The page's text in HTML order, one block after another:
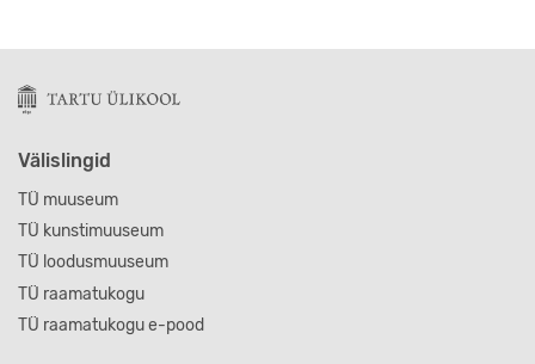
Välislingid
TÜ muuseum
TÜ kunstimuuseum
TÜ loodusmuuseum
TÜ raamatukogu
TÜ raamatukogu e-pood